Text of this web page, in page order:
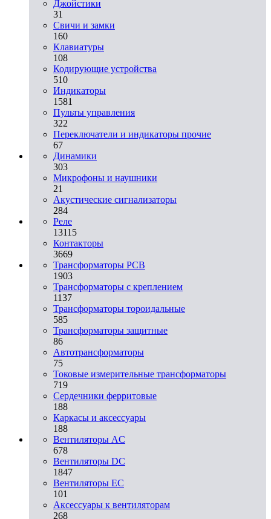
Джойстики
31
Свичи и замки
160
Клавиатуры
108
Кодирующие устройства
510
Индикаторы
1581
Пульты управления
322
Переключатели и индикаторы прочие
67
Динамики
303
Микрофоны и наушники
21
Акустические сигнализаторы
284
Реле
13115
Контакторы
3669
Трансформаторы PCB
1903
Трансформаторы с креплением
1137
Трансформаторы тороидальные
585
Трансформаторы защитные
86
Автотрансформаторы
75
Токовые измерительные трансформаторы
719
Сердечники ферритовые
188
Каркасы и аксессуары
188
Вентиляторы AC
678
Вентиляторы DC
1847
Вентиляторы EC
101
Аксессуары к вентиляторам
268